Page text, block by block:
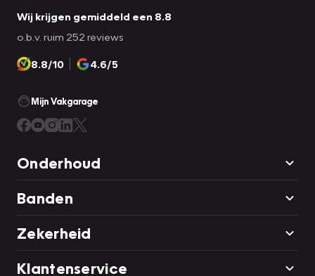
Wij krijgen gemiddeld een 8.8
o.b.v. ruim 252 reviews
8.8/10 4.6/5
Mijn Vakgarage
Onderhoud
Banden
Zekerheid
Klantenservice